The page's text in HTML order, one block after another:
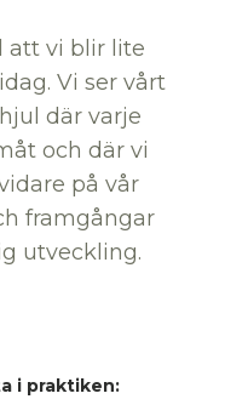
att vi blir lite
Vi ser vårt
där varje
och där vi
på vår
framgångar
utveckling.
i praktiken: